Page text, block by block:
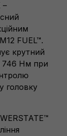
–
FUEL™.
крутний
746 Нм при
головку